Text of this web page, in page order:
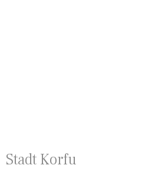
Stadt Korfu